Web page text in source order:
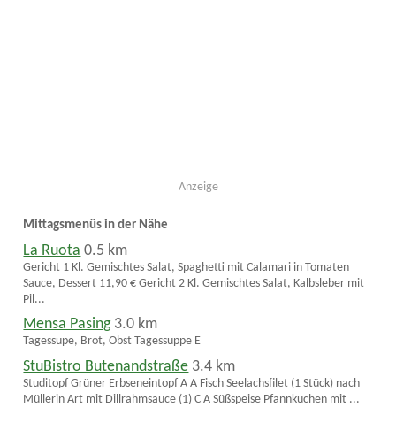
Anzeige
Mittagsmenüs in der Nähe
La Ruota 0.5 km
Gericht 1 Kl. Gemischtes Salat, Spaghetti mit Calamari in Tomaten
Sauce, Dessert 11,90 € Gericht 2 Kl. Gemischtes Salat, Kalbsleber mit
Pil...
Mensa Pasing 3.0 km
Tagessupe, Brot, Obst Tagessuppe E
StuBistro Butenandstraße 3.4 km
Studitopf Grüner Erbseneintopf A A Fisch Seelachsfilet (1 Stück) nach
Müllerin Art mit Dillrahmsauce (1) C A Süßspeise Pfannkuchen mit ...